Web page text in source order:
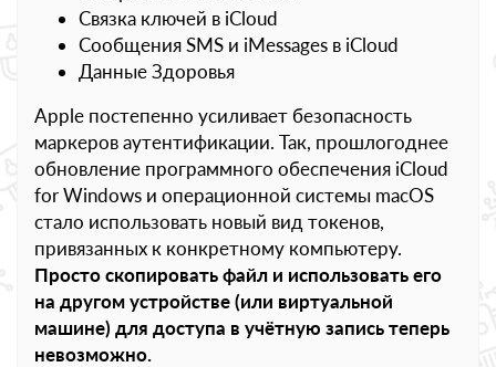
Связка ключей в iCloud
Сообщения SMS и iMessages в iCloud
Данные Здоровья
Apple постепенно усиливает безопасность
маркеров аутентификации. Так, прошлогоднее
обновление программного обеспечения iCloud
for Windows и операционной системы macOS
стало использовать новый вид токенов,
привязанных к конкретному компьютеру.
Просто скопировать файл и использовать его
на другом устройстве (или виртуальной
машине) для доступа в учётную запись теперь
невозможно.